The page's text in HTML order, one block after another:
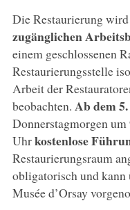
Die Restaurierung
zugänglichen
einem geschlossenen
Restaurierungsstelle
Arbeit der
beobachten. Ab dem
Donnerstagmorgen
Uhrkostenlose
Restaurierungsraum
obligatorisch und
Musée d’Orsay